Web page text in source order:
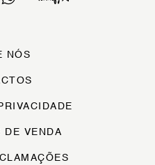
NÓS
DE VENDA